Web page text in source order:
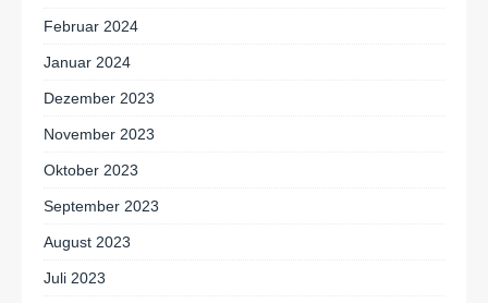
Februar 2024
Januar 2024
Dezember 2023
November 2023
Oktober 2023
September 2023
August 2023
Juli 2023